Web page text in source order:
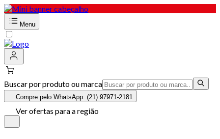
Menu
Buscar por produto ou marca
Compre pelo WhatsApp: (21) 97971-2181
Ver ofertas para a região